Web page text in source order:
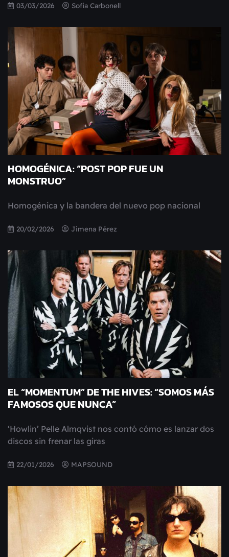
03/03/2026 Sofia Carbonell
HOMOGÉNICA: “POST POP FUE UN
MONSTRUO”
Homogénica y la bandera del nuevo pop nacional
20/02/2026 Jimena Pérez
EL “MOMENTUM” DE THE HIVES: “SOMOS MÁS
FAMOSOS QUE NUNCA”
‘Howlin’ Pelle Almqvist nos contó cómo es lanzar dos
discos sin frenar las giras
22/01/2026 MAPSOUND